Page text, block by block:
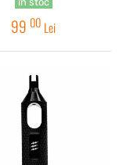
99 00 Lei